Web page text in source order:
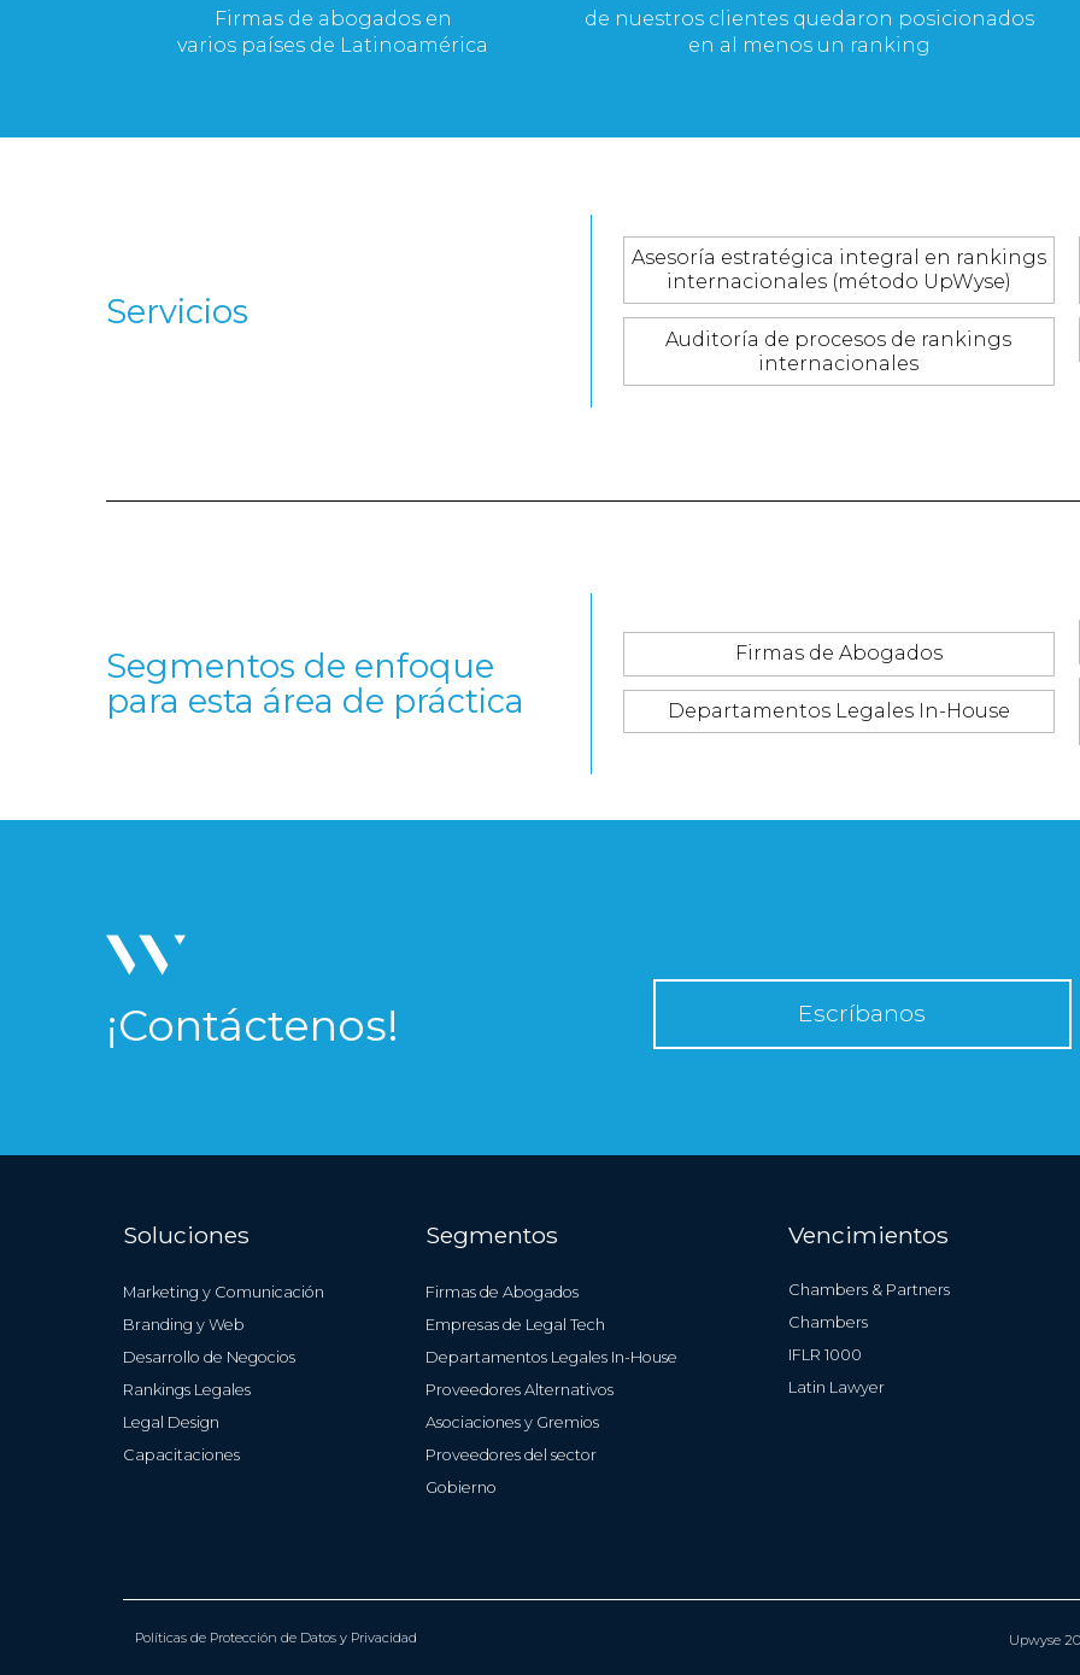
Firmas de abogados en
varios países de Latinoamérica
de nuestros clientes quedaron posicionados
en al menos un ranking
Servicios
Asesoría estratégica integral en rankings
internacionales (método UpWyse)
Auditoría de procesos de rankings
internacionales
Segmentos de enfoque
para esta área de práctica
Firmas de Abogados
Departamentos Legales In-House
¡Contáctenos! Escríbanos
Soluciones
Marketing y Comunicación
Branding y Web
Desarrollo de Negocios
Rankings Legales
Legal Design
Capacitaciones
Segmentos
Firmas de Abogados
Empresas de Legal Tech
Departamentos Legales In-House
Proveedores Alternativos
Asociaciones y Gremios
Proveedores del sector
Gobierno
Vencimientos
Chambers & Partners
Chambers
IFLR 1000
Latin Lawyer
Políticas de Protección de Datos y Privacidad Upwyse